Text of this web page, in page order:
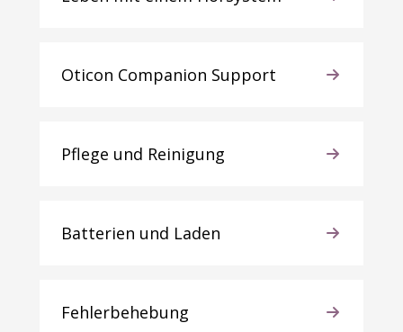
Oticon Companion Support
Pflege und Reinigung
Batterien und Laden
Fehlerbehebung